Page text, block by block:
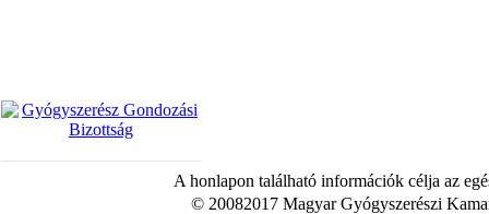
A honlapon található információk célja az
© 20082017 Magyar Gyógyszerészi